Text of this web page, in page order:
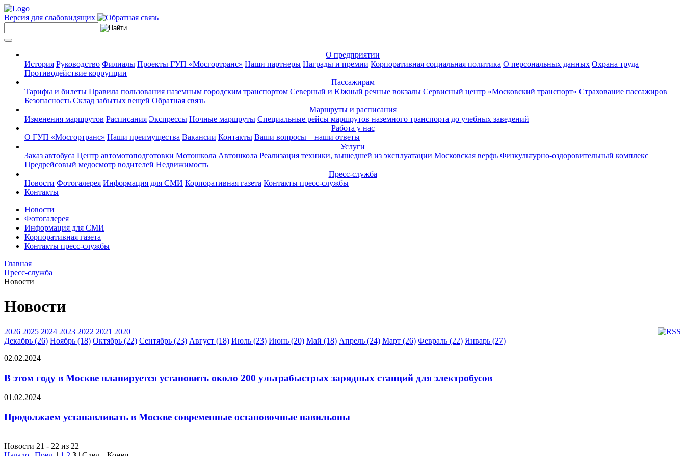
Версия для слабовидящих
О предприятии
История Руководство Филиалы Проекты ГУП «Мосгортранс» Наши партнеры Награды и премии Корпоративная социальная политика О персональных данных Охрана труда
Противодействие коррупции
Пассажирам
Тарифы и билеты Правила пользования наземным городским транспортом Северный и Южный речные вокзалы Сервисный центр «Московский транспорт» Страхование пассажиров
Безопасность Склад забытых вещей Обратная связь
Маршруты и расписания
Изменения маршрутов Расписания Экспрессы Ночные маршруты Специальные рейсы маршрутов наземного транспорта до учебных заведений
Работа у нас
О ГУП «Мосгортранс» Наши преимущества Вакансии Контакты Ваши вопросы – наши ответы
Услуги
Заказ автобуса Центр автомотоподготовки Мотошкола Автошкола Реализация техники, вышедшей из эксплуатации Московская верфь Физкультурно-оздоровительный комплекс
Предрейсовый медосмотр водителей Недвижимость
Пресс-служба
Новости Фотогалерея Информация для СМИ Корпоративная газета Контакты пресс-службы
Контакты
Новости
Фотогалерея
Информация для СМИ
Корпоративная газета
Контакты пресс-службы
Главная
Пресс-служба
Новости
Новости
2026 2025 2024 2023 2022 2021 2020
Декабрь (26) Ноябрь (18) Октябрь (22) Сентябрь (23) Август (18) Июль (23) Июнь (20) Май (18) Апрель (24) Март (26) Февраль (22) Январь (27)
02.02.2024
В этом году в Москве планируется установить около 200 ультрабыстрых зарядных станций для электробусов
01.02.2024
Продолжаем устанавливать в Москве современные остановочные павильоны
Новости 21 - 22 из 22